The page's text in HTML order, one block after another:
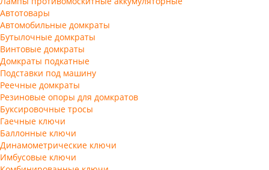
Автотовары
Автомобильные домкраты
Бутылочные домкраты
Винтовые домкраты
Домкраты подкатные
Подставки под машину
Реечные домкраты
Резиновые опоры для домкратов
Буксировочные тросы
Гаечные ключи
Баллонные ключи
Динамометрические ключи
Имбусовые ключи